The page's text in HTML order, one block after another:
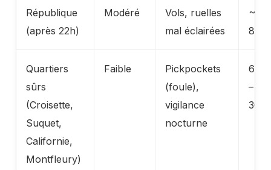
République
(après 22h)
Modéré
Vols, ruelles
mal éclairées
~5
800
Quartiers
sûrs
(Croisette,
Suquet,
Californie,
Montfleury)
Faible
Pickpockets
(foule),
vigilance
nocturne
6
– 12
300